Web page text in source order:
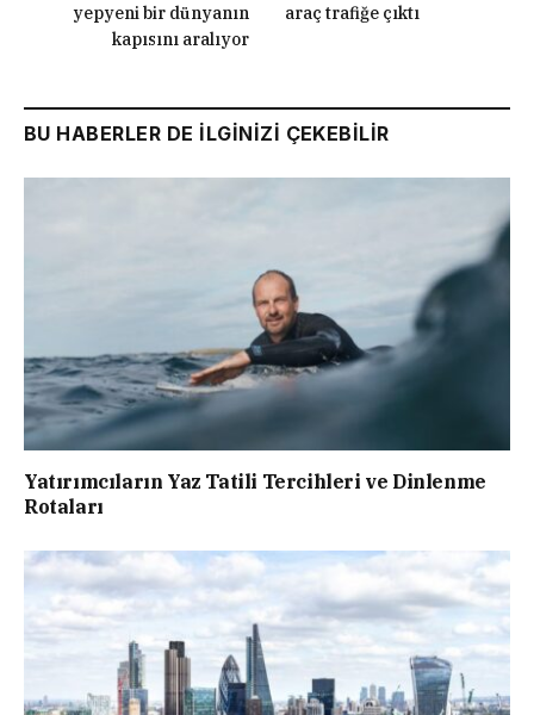
yepyeni bir dünyanın
kapısını aralıyor
araç trafiğe çıktı
BU HABERLER DE İLGİNİZİ ÇEKEBİLİR
Yatırımcıların Yaz Tatili Tercihleri ve Dinlenme
Rotaları